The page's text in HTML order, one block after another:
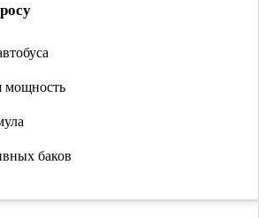
мощность
баков